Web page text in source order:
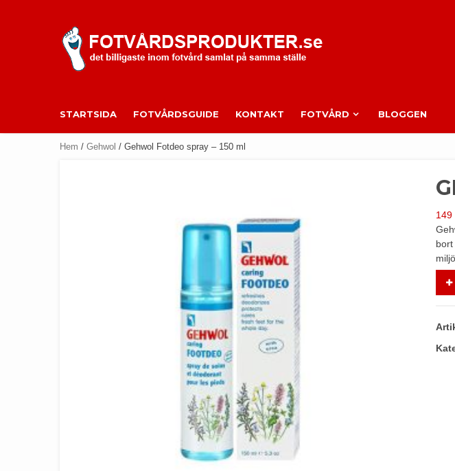
STARTSIDA FOTVÅRDSGUIDE KONTAKT FOTVÅRD BLOGGEN
Hem / Gehwol / Gehwol Fotdeo spray – 150 ml
149